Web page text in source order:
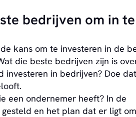
bedrijven om in te
kans om te investeren in de
die beste bedrijven zijn is
investeren in bedrijven? Doe
een ondernemer heeft? In de
en het plan dat er ligt